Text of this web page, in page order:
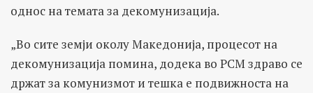
однос на темата за декомунизација.
„Во сите земји околу Македонија, процесот на
декомунизација пoмина, додека во РСМ здраво се
држат за комунизмот и тешка е подвижноста на